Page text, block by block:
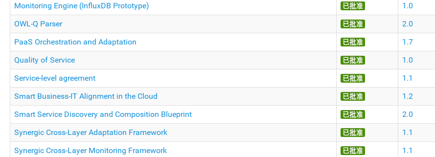
Monitoring Engine (InfluxDB Prototype)
已批准 1.0
OWL-Q Parser
已批准 2.0
PaaS Orchestration and Adaptation
已批准 1.7
Quality of Service
已批准 1.0
Service-level agreement
已批准 1.1
Smart Business-IT Alignment in the Cloud
已批准 1.2
Smart Service Discovery and Composition Blueprint
已批准 2.0
Synergic Cross-Layer Adaptation Framework
已批准 1.1
Synergic Cross-Layer Monitoring Framework
已批准 1.1